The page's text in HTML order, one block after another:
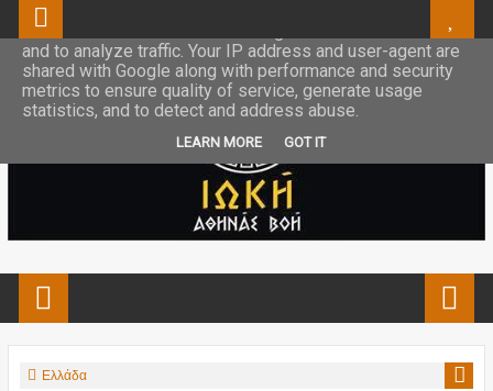
Ελλάδα
This site uses cookies from Google to deliver its services
and to analyze traffic. Your IP address and user-agent are
shared with Google along with performance and security
metrics to ensure quality of service, generate usage
statistics, and to detect and address abuse.
LEARN MORE GOT IT